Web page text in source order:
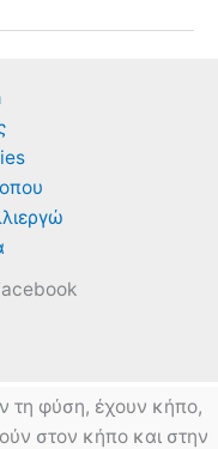
τη φύση, έχουν κήπο,
στον κήπο και στην